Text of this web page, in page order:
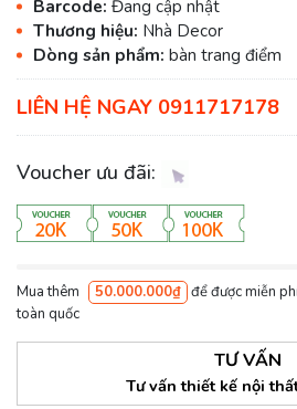
Barcode: Đang cập nhật
Thương hiệu: Nhà Decor
Dòng sản phẩm: bàn trang điểm
LIÊN HỆ NGAY 0911717178
Voucher ưu đãi:
Mua thêm 50.000.000₫ để được miễn
toàn quốc
TƯ VẤN
Tư vấn thiết kế nội